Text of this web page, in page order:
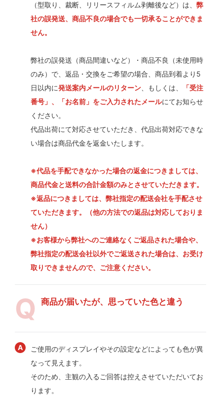
（型取り、裁断、リリースフィルム剥離後など）は、 弊
社の誤発送、商品不良の場合でも一切承ることができま
せん。
弊社の誤発送（商品間違いなど）・商品不良（未使用時
のみ）で、返品・交換をご希望の場合、商品到着より5
日以内に発送案内メールのリターン 、もしくは、
「受注
番号」、「お名前」をご入力されたメールにてお知らせ
ください。
代品出荷にて対応させていただき、代品出荷対応できな
い場合は商品代金を返金いたします。
※代品を手配できなかった場合の返金につきましては、
商品代金と送料の合計金額のみとさせていただきます。
※返品につきましては、弊社指定の配送会社を手配させ
ていただきます。（他の方法での返品は対応しておりま
せん）
※お客様から弊社へのご連絡なくご返品された場合や、
弊社指定の配送会社以外でご返送された場合は、お受け
取りできませんので、ご注意ください。
商品が届いたが、思っていた色と違う
ご使用のディスプレイやその設定などによっても色が異
なって見えます。
そのため、主観の入るご回答は控えさせていただいてお
ります。